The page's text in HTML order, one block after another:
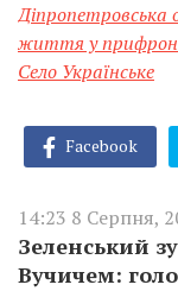
Діпропетровська
життя у
Село Українське
Facebook
14:23 8 Серпня,
Зеленський
Вучичем: